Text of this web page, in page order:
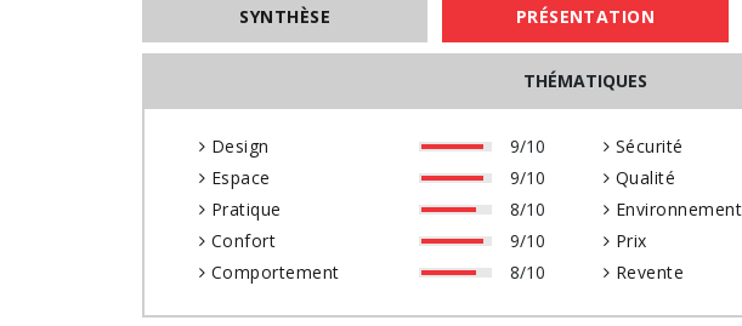
SYNTHÈSE PRÉSENTATION
THÉMATIQUES
Design
9/10
Espace
9/10
Pratique
8/10
Confort
9/10
Comportement
8/10
Sécurité
Qualité
Environnement
Prix
Revente